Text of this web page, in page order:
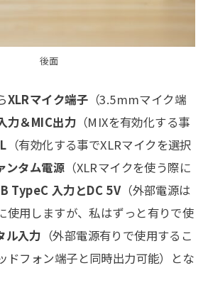
後面
XLRマイク端子（3.5mmマイク端
力＆MIC出力（MIXを有効化する事
（有効化する事でXLRマイクを選択
ンタム電源 （XLRマイクを使う際に
TypeC 入力とDC 5V（外部電源は
使用しますが、私はずっと有りで使
ル入力 （外部電源有りで使用するこ
ドフォン端子と同時出力可能）とな